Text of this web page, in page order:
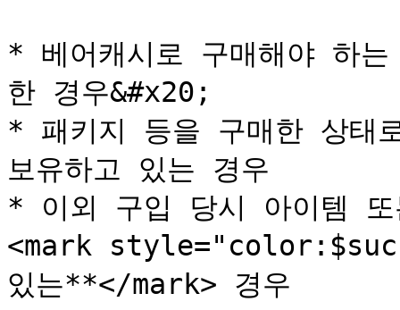
* 베어캐시로 구매해야 하
한 경우&#x20;
* 패키지 등을 구매한 상태
보유하고 있는 경우
* 이외 구입 당시 아이템
<mark
있는**</mark> 경우